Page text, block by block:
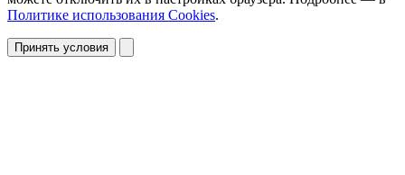
Политике использования Cookies.
Принять условия